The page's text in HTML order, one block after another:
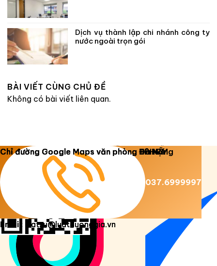
Dịch vụ thành lập chi nhánh công ty
nước ngoài trọn gói
BÀI VIẾT CÙNG CHỦ ĐỀ
Không có bài viết liên quan.
Copyright 2026 © Luật Dương Gia